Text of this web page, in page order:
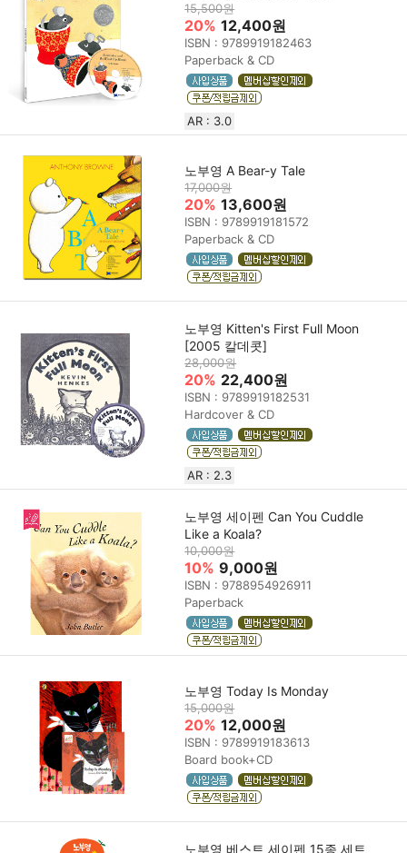
15,500원
20% 12,400원
ISBN : 9789919182463
Paperback & CD
AR : 3.0
노부영 A Bear-y Tale
17,000원
20% 13,600원
ISBN : 9789919181572
Paperback & CD
노부영 Kitten's First Full Moon
[2005 칼데콧]
28,000원
20% 22,400원
ISBN : 9789919182531
Hardcover & CD
AR : 2.3
노부영 세이펜 Can You Cuddle
Like a Koala?
10,000원
10% 9,000원
ISBN : 9788954926911
Paperback
노부영 Today Is Monday
15,000원
20% 12,000원
ISBN : 9789919183613
Board book+CD
노부영 베스트 세이펜 15종 세트